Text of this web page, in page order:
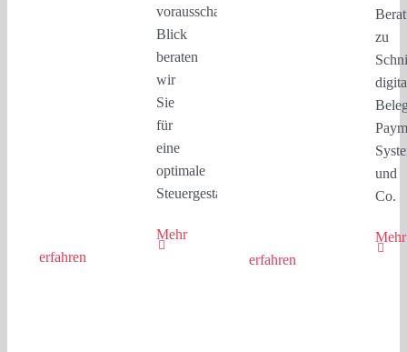
vorausschauenden
Blick
beraten
wir
Sie
für
eine
optimale
Steuergestaltung.
Mehr
erfahren
zu
und
Co.
Mehr
erfahren